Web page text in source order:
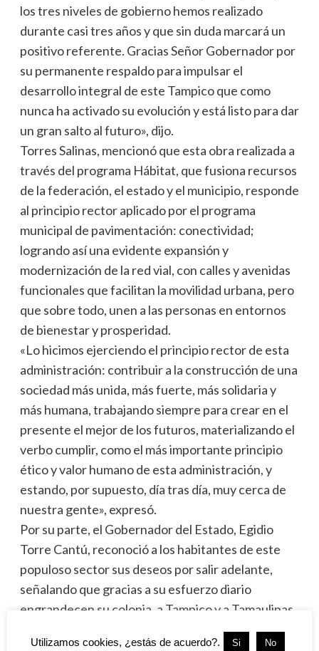
los tres niveles de gobierno hemos realizado
durante casi tres años y que sin duda marcará un
positivo referente. Gracias Señor Gobernador por
su permanente respaldo para impulsar el
desarrollo integral de este Tampico que como
nunca ha activado su evolución y está listo para dar
un gran salto al futuro», dijo.
Torres Salinas, mencionó que esta obra realizada a
través del programa Hábitat, que fusiona recursos
de la federación, el estado y el municipio, responde
al principio rector aplicado por el programa
municipal de pavimentación: conectividad;
logrando así una evidente expansión y
modernización de la red vial, con calles y avenidas
funcionales que facilitan la movilidad urbana, pero
que sobre todo, unen a las personas en entornos
de bienestar y prosperidad.
«Lo hicimos ejerciendo el principio rector de esta
administración: contribuir a la construcción de una
sociedad más unida, más fuerte, más solidaria y
más humana, trabajando siempre para crear en el
presente el mejor de los futuros, materializando el
verbo cumplir, como el más importante principio
ético y valor humano de esta administración, y
estando, por supuesto, día tras día, muy cerca de
nuestra gente», expresó.
Por su parte, el Gobernador del Estado, Egidio
Torre Cantú, reconoció a los habitantes de este
populoso sector sus deseos por salir adelante,
señalando que gracias a su esfuerzo diario
engrandecen su colonia, a Tampico y a Tamaulipas.
«Esto ha sido gracias al trabajo en conjunto, de los
Utilizamos cookies, ¿estás de acuerdo?. Si No